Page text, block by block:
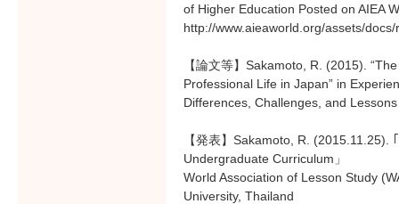
of Higher Education Posted on AIEA
http://www.aieaworld.org/assets/
【論文等】Sakamoto, R. (2015).
Professional Life in Japan” in
Differences, Challenges, and
【発表】Sakamoto, R.
Undergraduate Curriculum」
World Association of Lesson Study
University, Thailand